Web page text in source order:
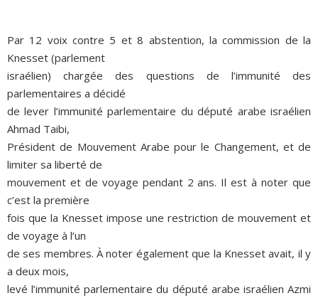
Par 12 voix contre 5 et 8 abstention, la commission de la
Knesset (parlement
israélien) chargée des questions de l’immunité des
parlementaires a décidé
de lever l’immunité parlementaire du député arabe israélien
Ahmad Taibi,
Président de Mouvement Arabe pour le Changement, et de
limiter sa liberté de
mouvement et de voyage pendant 2 ans. Il est à noter que
c’est la première
fois que la Knesset impose une restriction de mouvement et
de voyage à l’un
de ses membres. À noter également que la Knesset avait, il y
a deux mois,
levé l’immunité parlementaire du député arabe israélien Azmi